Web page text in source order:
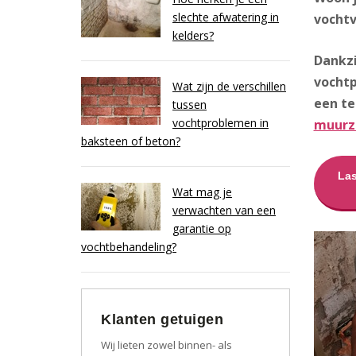
slechte afwatering in
kelders?
Wat zijn de verschillen
tussen
vochtproblemen in
baksteen of beton?
Wat mag je
verwachten van een
garantie op
vochtbehandeling?
Klanten getuigen
Wij lieten zowel binnen- als
een